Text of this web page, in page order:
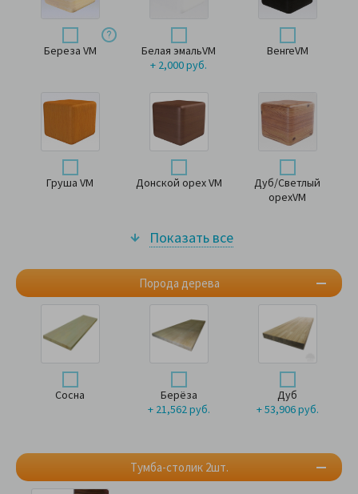
Порода дерева
Тумба-столик 2шт.
Береза VM
Белая эмальVM
+ 2,000 руб.
ВенгеVM
Груша VM Донской орех VM
Дуб/Светлый
орехVM
Показать все
Сосна
Берёза
+ 21,562 руб.
Дуб
+ 53,906 руб.